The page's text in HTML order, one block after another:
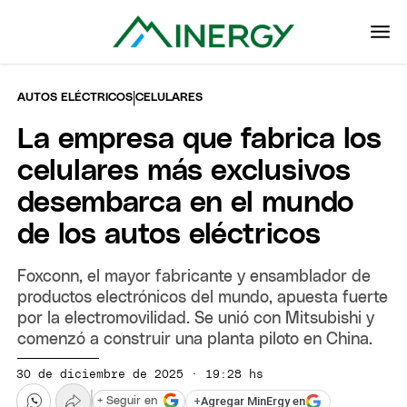
AUTOS ELÉCTRICOS |CELULARES
La empresa que fabrica los
celulares más exclusivos
desembarca en el mundo
de los autos eléctricos
Foxconn, el mayor fabricante y ensamblador de
productos electrónicos del mundo, apuesta fuerte
por la electromovilidad. Se unió con Mitsubishi y
comenzó a construir una planta piloto en China.
30 de diciembre de 2025 · 19:28 hs
+Agregar MinErgy en
+ Seguir en